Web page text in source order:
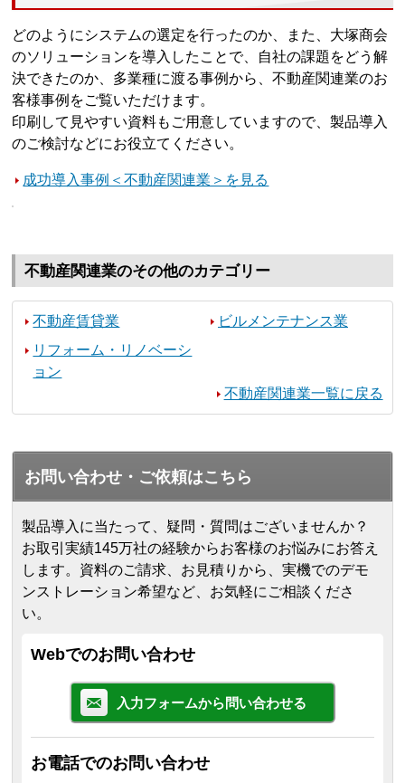
どのようにシステムの選定を行ったのか、また、大塚商会
のソリューションを導入したことで、自社の課題をどう解
決できたのか、多業種に渡る事例から、不動産関連業のお
客様事例をご覧いただけます。
印刷して見やすい資料もご用意していますので、製品導入
のご検討などにお役立てください。
成功導入事例＜不動産関連業＞を見る
不動産関連業のその他のカテゴリー
不動産賃貸業
ビルメンテナンス業
リフォーム・リノベーシ
ョン
不動産関連業一覧に戻る
お問い合わせ・ご依頼はこちら
製品導入に当たって、疑問・質問はございませんか？
お取引実績145万社の経験からお客様のお悩みにお答え
します。 資料のご請求、お見積りから、実機でのデモ
ンストレーション希望など、お気軽にご相談くださ
い。
Webでのお問い合わせ
入力フォームから問い合わせる
お電話でのお問い合わせ